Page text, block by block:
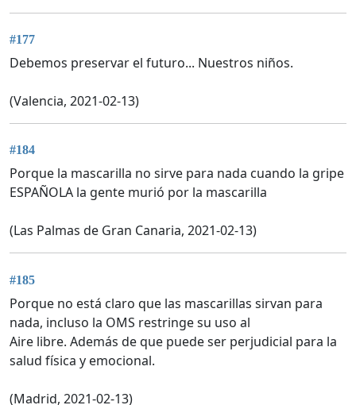
#177
Debemos preservar el futuro... Nuestros niños.
(Valencia, 2021-02-13)
#184
Porque la mascarilla no sirve para nada cuando la gripe
ESPAÑOLA la gente murió por la mascarilla
(Las Palmas de Gran Canaria, 2021-02-13)
#185
Porque no está claro que las mascarillas sirvan para
nada, incluso la OMS restringe su uso al
Aire libre. Además de que puede ser perjudicial para la
salud física y emocional.
(Madrid, 2021-02-13)